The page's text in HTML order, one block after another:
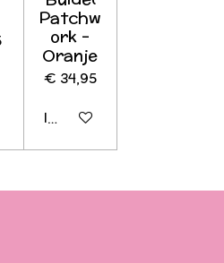
Patchw
ork -
Oranje
€ 34,95
In winkelwagen